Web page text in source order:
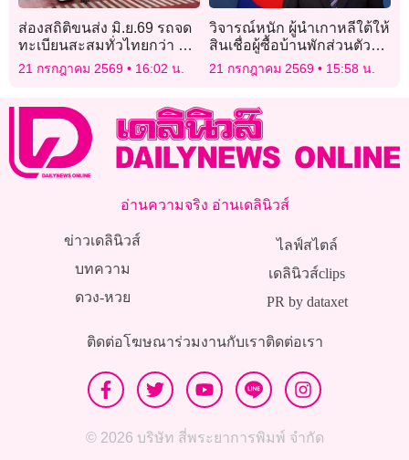
ส่องสถิติขนส่ง มิ.ย.69 รถจด
ทะเบียนสะสมทั่วไทยกว่า 45
ล้านคัน “รถใหม่-รถอีวี”
21 กรกฎาคม 2569 16:02 น.
วิจารณ์หนัก ผู้นำเกาหลีใต้ให้
สินเชื่อผู้ซื้อบ้านพักส่วนตัว
สวนทางนโยบายรัฐบาล
21 กรกฎาคม 2569 15:58 น.
อ่านความจริง อ่านเดลินิวส์
ข่าวเดลินิวส์
บทความ
ดวง-หวย
ไลฟ์สไตล์
เดลินิวส์clips
PR by dataxet
ติดต่อโฆษณาร่วมงานกับเราติดต่อเรา
© 2026 บริษัท สี่พระยาการพิมพ์ จำกัด